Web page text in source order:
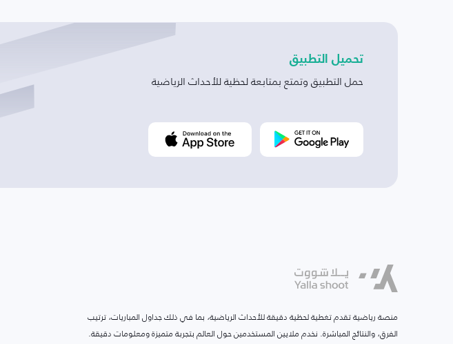
تحميل التطبيق
حمل التطبيق وتمتع بمتابعة لحظية للأحداث الرياضية
منصة رياضية تقدم تغطية لحظية دقيقة للأحداث الرياضية، بما في ذلك جداول المباريات، ترتيب
الفرق، والنتائج المباشرة. نخدم ملايين المستخدمين حول العالم بتجربة متميزة ومعلومات دقيقة.